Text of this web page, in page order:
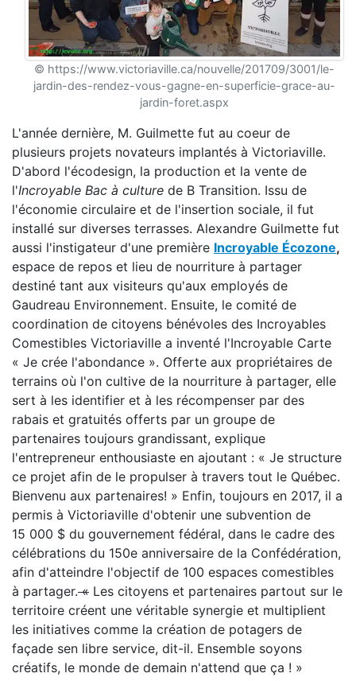
© https://www.victoriaville.ca/nouvelle/201709/3001/le-
jardin-des-rendez-vous-gagne-en-superficie-grace-au-
jardin-foret.aspx
L'année dernière, M. Guilmette fut au coeur de
plusieurs projets novateurs implantés à Victoriaville.
D'abord l'écodesign, la production et la vente de
l'Incroyable Bac à culture de B Transition. Issu de
l'économie circulaire et de l'insertion sociale, il fut
installé sur diverses terrasses. Alexandre Guilmette fut
aussi l'instigateur d'une première Incroyable Écozone,
espace de repos et lieu de nourriture à partager
destiné tant aux visiteurs qu'aux employés de
Gaudreau Environnement. Ensuite, le comité de
coordination de citoyens bénévoles des Incroyables
Comestibles Victoriaville a inventé l'Incroyable Carte
« Je crée l'abondance ». Offerte aux propriétaires de
terrains où l'on cultive de la nourriture à partager, elle
sert à les identifier et à les récompenser par des
rabais et gratuités offerts par un groupe de
partenaires toujours grandissant, explique
l'entrepreneur enthousiaste en ajoutant : « Je structure
ce projet afin de le propulser à travers tout le Québec.
Bienvenu aux partenaires! » Enfin, toujours en 2017, il a
permis à Victoriaville d'obtenir une subvention de
15 000 $ du gouvernement fédéral, dans le cadre des
célébrations du 150e anniversaire de la Confédération,
afin d'atteindre l'objectif de 100 espaces comestibles
à partager.« Les citoyens et partenaires partout sur le
territoire créent une véritable synergie et multiplient
les initiatives comme la création de potagers de
façade sen libre service, dit-il. Ensemble soyons
créatifs, le monde de demain n'attend que ça ! »